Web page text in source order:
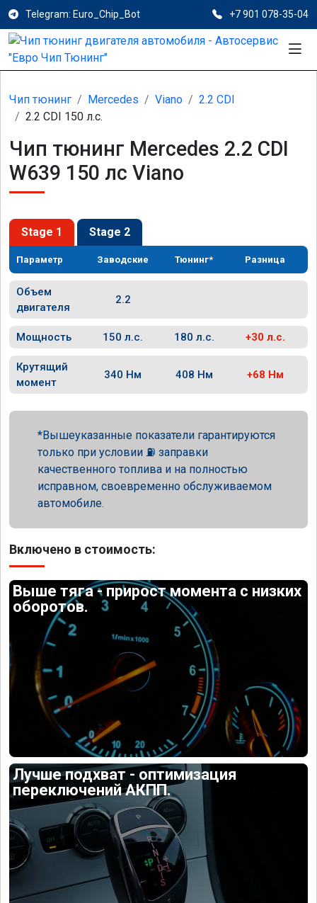
Telegram: Euro_Chip_Bot +7 901 078-35-04
Чип тюнинг Mercedes Viano
2.2 CDI
2.2 CDI 150 л.с.
Чип тюнинг Mercedes 2.2 CDI
W639 150 лс Viano
Stage 1 Stage 2
Параметр Заводские Тюнинг* Разница
Объем
двигателя
2.2
Мощность 150 л.с. 180 л.с. +30 л.с.
Крутящий
момент
340 Нм 408 Нм +68 Нм
Вышеуказанные показатели гарантируются
только при условии ⛽ заправки
качественного топлива и на полностью
исправном, своевременно обслуживаемом
автомобиле.
Включено в стоимость:
Выше тяга - прирост момента с низких
оборотов.
Лучше подхват - оптимизация
переключений АКПП.